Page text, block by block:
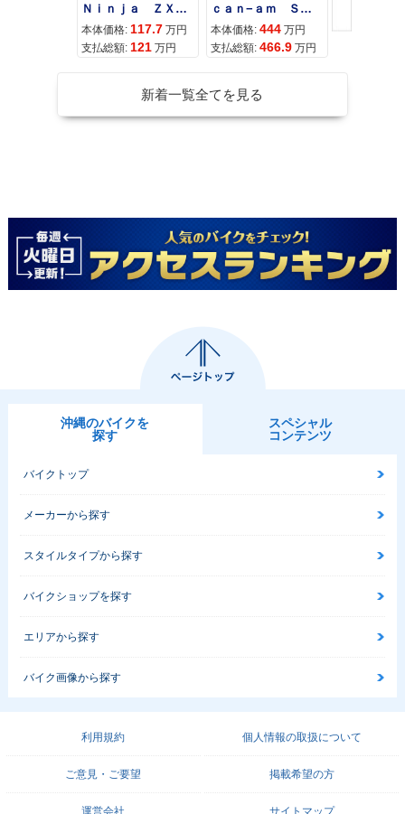
Ｎｉｎｊａ ＺＸ−４Ｒ ＳＥ
本体価格: 117.7 万円
支払総額: 121 万円
ｃａｎ−ａｍ ＳＰＹＤＥＲ ＲＴ ＬＩＭＩＴＥＤ
本体価格: 444 万円
支払総額: 466.9 万円
本体価格:
新着一覧全てを見る
沖縄のバイクを
探す
スペシャル
コンテンツ
バイクトップ
メーカーから探す
スタイルタイプから探す
バイクショップを探す
エリアから探す
バイク画像から探す
利用規約 個人情報の取扱について
ご意見・ご要望 掲載希望の方